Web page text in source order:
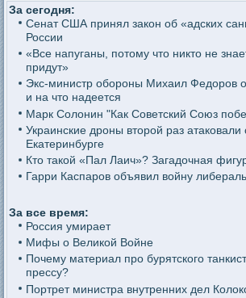
За сегодня:
Сенат США принял закон об «адских
России
«Все напуганы, потому что никто не
придут»
Экс-министр обороны Михаил Федоров
и на что надеется
Марк Солонин "Как Советский Союз
Украинские дроны второй раз
Екатеринбурге
Кто такой «Пал Лаич»? Загадочная
Гарри Каспаров объявил войну
За все время:
Россия умирает
Мифы о Великой Войне
Почему материал про бурятского
прессу?
Портрет министра внутренних дел